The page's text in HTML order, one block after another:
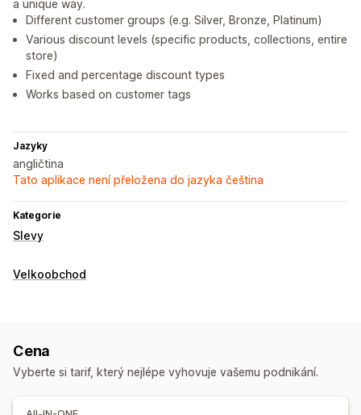
a unique way.
Different customer groups (e.g. Silver, Bronze, Platinum)
Various discount levels (specific products, collections, entire
store)
Fixed and percentage discount types
Works based on customer tags
Jazyky
angličtina
Tato aplikace není přeložena do jazyka čeština
Kategorie
Slevy
Velkoobchod
Cena
Vyberte si tarif, který nejlépe vyhovuje vašemu podnikání.